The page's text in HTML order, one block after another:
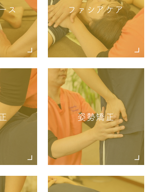
ス ファシアケア
姿勢矯正